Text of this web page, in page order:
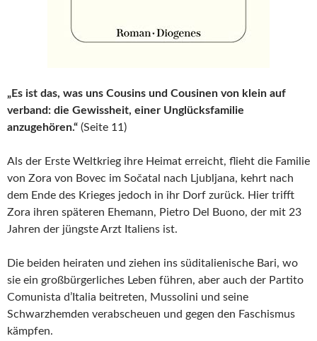
„Es ist das, was uns Cousins und Cousinen von klein auf
verband: die Gewissheit, einer Unglücksfamilie
anzugehören.“ (Seite 11)
Als der Erste Weltkrieg ihre Heimat erreicht, flieht die Familie
von Zora von Bovec im Sočatal nach Ljubljana, kehrt nach
dem Ende des Krieges jedoch in ihr Dorf zurück. Hier trifft
Zora ihren späteren Ehemann, Pietro Del Buono, der mit 23
Jahren der jüngste Arzt Italiens ist.
Die beiden heiraten und ziehen ins süditalienische Bari, wo
sie ein großbürgerliches Leben führen, aber auch der Partito
Comunista d’Italia beitreten, Mussolini und seine
Schwarzhemden verabscheuen und gegen den Faschismus
kämpfen.